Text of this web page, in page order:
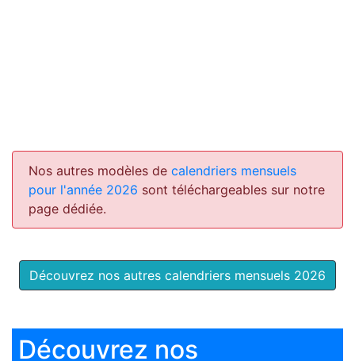
Nos autres modèles de calendriers mensuels
pour l'année 2026 sont téléchargeables sur notre
page dédiée.
Découvrez nos autres calendriers mensuels 2026
Découvrez nos